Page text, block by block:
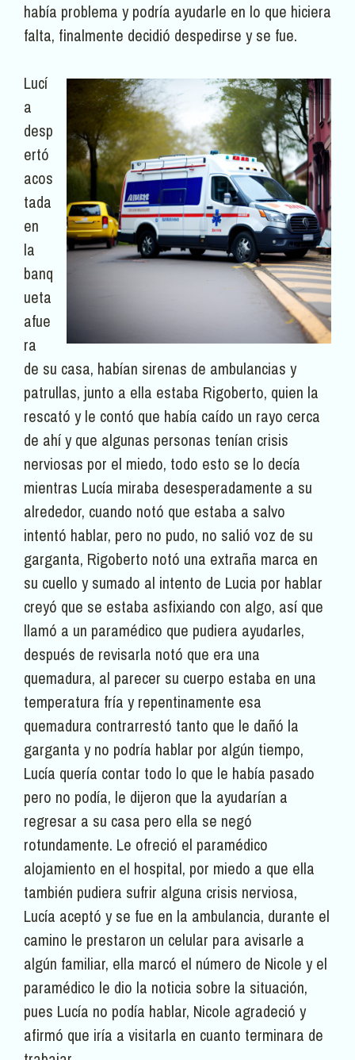
había problema y podría ayudarle en lo que hiciera
falta, finalmente decidió despedirse y se fue.
Lucí
a
desp
ertó
acos
tada
en
la
banq
ueta
afue
ra
de su casa, habían sirenas de ambulancias y
patrullas, junto a ella estaba Rigoberto, quien la
rescató y le contó que había caído un rayo cerca
de ahí y que algunas personas tenían crisis
nerviosas por el miedo, todo esto se lo decía
mientras Lucía miraba desesperadamente a su
alrededor, cuando notó que estaba a salvo
intentó hablar, pero no pudo, no salió voz de su
garganta, Rigoberto notó una extraña marca en
su cuello y sumado al intento de Lucia por hablar
creyó que se estaba asfixiando con algo, así que
llamó a un paramédico que pudiera ayudarles,
después de revisarla notó que era una
quemadura, al parecer su cuerpo estaba en una
temperatura fría y repentinamente esa
quemadura contrarrestó tanto que le dañó la
garganta y no podría hablar por algún tiempo,
Lucía quería contar todo lo que le había pasado
pero no podía, le dijeron que la ayudarían a
regresar a su casa pero ella se negó
rotundamente. Le ofreció el paramédico
alojamiento en el hospital, por miedo a que ella
también pudiera sufrir alguna crisis nerviosa,
Lucía aceptó y se fue en la ambulancia, durante el
camino le prestaron un celular para avisarle a
algún familiar, ella marcó el número de Nicole y el
paramédico le dio la noticia sobre la situación,
pues Lucía no podía hablar, Nicole agradeció y
afirmó que iría a visitarla en cuanto terminara de